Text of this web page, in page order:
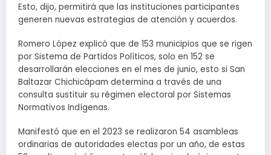
Esto, dijo, permitirá que las instituciones participantes
generen nuevas estrategias de atención y acuerdos.
Romero López explicó que de 153 municipios que se rigen
por Sistema de Partidos Políticos, solo en 152 se
desarrollarán elecciones en el mes de junio, esto si San
Baltazar Chichicápam determina a través de una
consulta sustituir su régimen electoral por Sistemas
Normativos Indígenas.
Manifestó que en el 2023 se realizaron 54 asambleas
ordinarias de autoridades electas por un año, de estas